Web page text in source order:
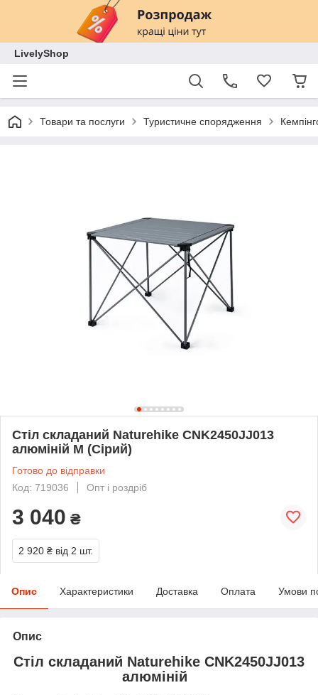
LivelyShop
Товари та послуги Туристичне спорядження
Стіл складаний Naturehike CNK2450JJ013
алюміній M (Сірий)
Готово до відправки
Код: 719036
Опт і роздріб
3 040 ₴
2 920 ₴ від 2 шт.
Опис Характеристики Доставка Оплата Умови
Опис
Стіл складаний Naturehike CNK2450JJ013
алюміній